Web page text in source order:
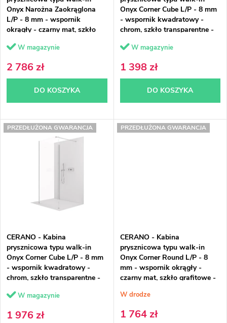
e
p
r
o
d
u
k
o
d
u
k
t
ó
w
Onyx Narożna Zaokrąglona
L/P - 8 mm - wspornik
okrągły - czarny mat, szkło
W magazynie
2 786 zł
DO KOSZYKA
Onyx Corner Cube L/P - 8 mm
- wspornik kwadratowy -
chrom, szkło transparentne -
W magazynie
1 398 zł
DO KOSZYKA
PRZEDŁUŻONA GWARANCJA
CERANO - Kabina
prysznicowa typu walk-in
Onyx Corner Cube L/P - 8 mm
- wspornik kwadratowy -
chrom, szkło transparentne -
W magazynie
1 976 zł
PRZEDŁUŻONA GWARANCJA
CERANO - Kabina
prysznicowa typu walk-in
Onyx Corner Round L/P - 8
mm - wspornik okrągły -
czarny mat, szkło grafitowe -
W drodze
1 764 zł